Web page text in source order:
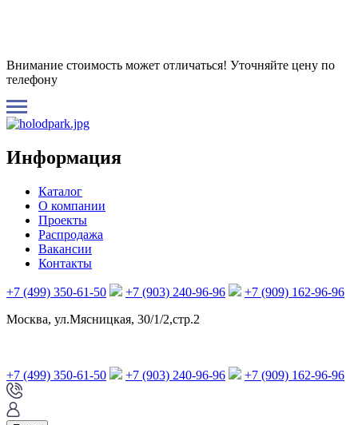
Внимание стоимость может отличаться! Уточняйте цену по
телефону
Информация
Каталог
О компании
Проекты
Распродажа
Вакансии
Контакты
+7 (499) 350-61-50 +7 (903) 240-96-96
+7 (909) 162-96-96
Москва, ул.Мясницкая, 30/1/2,стр.2
+7 (499) 350-61-50 +7 (903) 240-96-96 +7 (909) 162-96-96